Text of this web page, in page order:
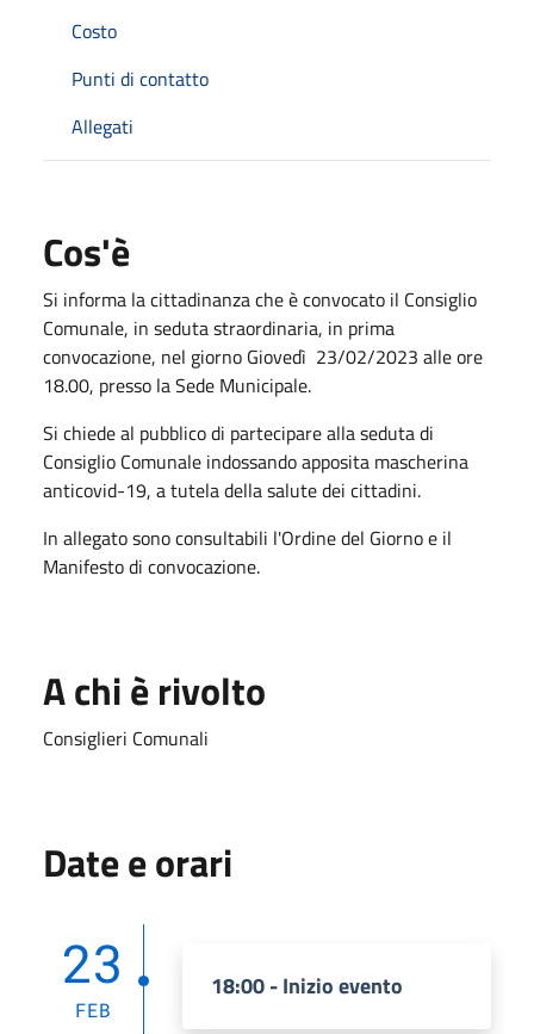
Costo
Punti di contatto
Allegati
Cos'è
Si informa la cittadinanza che è convocato il Consiglio
Comunale, in seduta straordinaria, in prima
convocazione, nel giorno Giovedì 23/02/2023 alle ore
18.00, presso la Sede Municipale.
Si chiede al pubblico di partecipare alla seduta di
Consiglio Comunale indossando apposita mascherina
anticovid-19, a tutela della salute dei cittadini.
In allegato sono consultabili l'Ordine del Giorno e il
Manifesto di convocazione.
A chi è rivolto
Consiglieri Comunali
Date e orari
23
FEB
18:00 - Inizio evento